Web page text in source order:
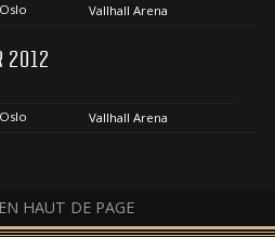
Oslo Vallhall Arena
2012
Oslo Vallhall Arena
HAUT DE PAGE